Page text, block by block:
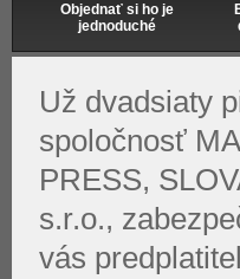
Objednať si ho je
jednoduché
Už dvadsiaty
spoločnosť
PRESS,
s.r.o.,
vás